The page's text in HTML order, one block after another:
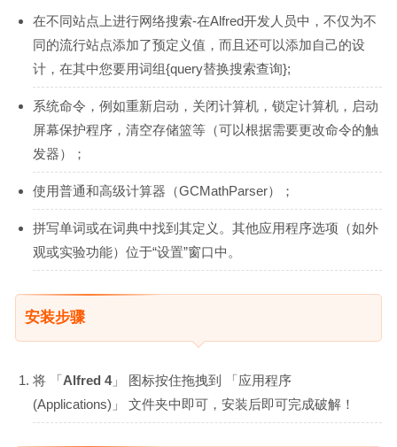
在不同站点上进行网络搜索-在Alfred开发人员中，不仅为不
同的流行站点添加了预定义值，而且还可以添加自己的设
计，在其中您要用词组{query替换搜索查询};
系统命令，例如重新启动，关闭计算机，锁定计算机，启动
屏幕保护程序，清空存储篮等（可以根据需要更改命令的触
发器）；
使用普通和高级计算器（GCMathParser）；
拼写单词或在词典中找到其定义。其他应用程序选项（如外
观或实验功能）位于“设置”窗口中。
安装步骤
将 「Alfred 4」 图标按住拖拽到 「应用程序
(Applications)」 文件夹中即可，安装后即可完成破解！